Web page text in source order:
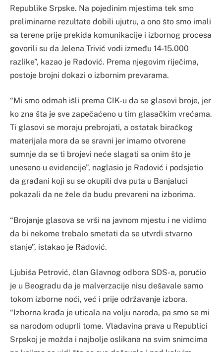
Republike Srpske. Na pojedinim mjestima tek smo
preliminarne rezultate dobili ujutru, a ono što smo imali
sa terene prije prekida komunikacije i izbornog procesa
govorili su da Jelena Trivić vodi između 14-15.000
razlike”, kazao je Radović. Prema njegovim riječima,
postoje brojni dokazi o izbornim prevarama.
“Mi smo odmah išli prema CIK-u da se glasovi broje, jer
ko zna šta je sve zapečaćeno u tim glasačkim vrećama.
Ti glasovi se moraju prebrojati, a ostatak biračkog
materijala mora da se sravni jer imamo otvorene
sumnje da se ti brojevi neće slagati sa onim što je
uneseno u evidencije”, naglasio je Radović i podsjetio
da građani koji su se okupili dva puta u Banjaluci
pokazali da ne žele da budu prevareni na izborima.
“Brojanje glasova se vrši na javnom mjestu i ne vidimo
da bi nekome trebalo smetati da se utvrdi stvarno
stanje”, istakao je Radović.
Ljubiša Petrović, član Glavnog odbora SDS-a, poručio
je u Beogradu da je malverzacije nisu dešavale samo
tokom izborne noći, već i prije održavanje izbora.
“Izborna krađa je uticala na volju naroda, pa smo se mi
sa narodom oduprli tome. Vladavina prava u Republici
Srpskoj je možda i najbolje oslikana na svim snimcima